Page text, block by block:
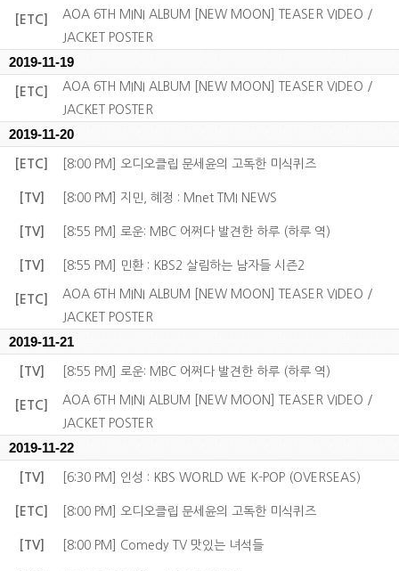
[ETC]
AOA 6TH MINI ALBUM [NEW MOON] TEASER VIDEO /
JACKET POSTER
2019-11-19
[ETC]
AOA 6TH MINI ALBUM [NEW MOON] TEASER VIDEO /
JACKET POSTER
2019-11-20
[ETC] [8:00 PM] 오디오클립 문세윤의 고독한 미식퀴즈
[TV] [8:00 PM] 지민, 혜정 : Mnet TMI NEWS
[TV] [8:55 PM] 로운: MBC 어쩌다 발견한 하루 (하루 역)
[TV] [8:55 PM] 민환 : KBS2 살림하는 남자들 시즌2
[ETC]
AOA 6TH MINI ALBUM [NEW MOON] TEASER VIDEO /
JACKET POSTER
2019-11-21
[TV] [8:55 PM] 로운: MBC 어쩌다 발견한 하루 (하루 역)
[ETC]
AOA 6TH MINI ALBUM [NEW MOON] TEASER VIDEO /
JACKET POSTER
2019-11-22
[TV] [6:30 PM] 인성 : KBS WORLD WE K-POP (OVERSEAS)
[ETC] [8:00 PM] 오디오클립 문세윤의 고독한 미식퀴즈
[TV] [8:00 PM] Comedy TV 맛있는 녀석들